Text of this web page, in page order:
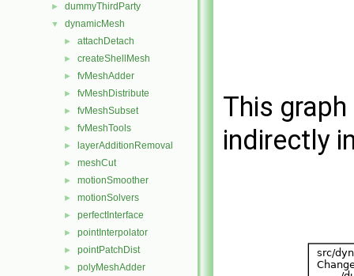
► dummyThirdParty
▼ dynamicMesh
► attachDetach
► createShellMesh
► fvMeshAdder
► fvMeshDistribute
► fvMeshSubset
► fvMeshTools
► layerAdditionRemoval
► meshCut
► motionSmoother
► motionSolvers
► perfectInterface
► pointInterpolator
► pointPatchDist
► polyMeshAdder
This
indirectly